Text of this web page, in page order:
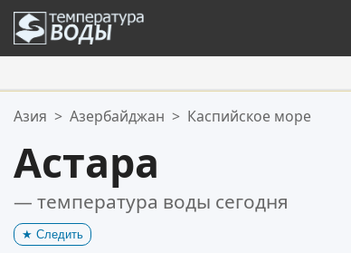
Ваше избранное:
Азия > Азербайджан > Каспийское море
Астара
— температура воды сегодня
★ Следить